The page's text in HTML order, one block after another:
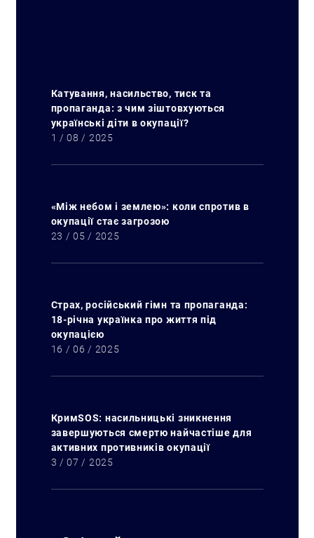
Катування, насильство, тиск та
пропаганда: з чим зіштовхуються
українські діти в окупації?
1 / 08 / 2025
«Між небом і землею»: коли спротив в
окупації стає загрозою
23 / 05 / 2025
Страх, російський гімн та пропаганда:
18-річна українка про життя під
окупацією
16 / 06 / 2025
КримSOS: насильницькі зникнення
завершуються смертю найчастіше для
активних противників окупації
3 / 07 / 2025